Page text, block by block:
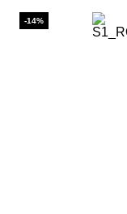
-14%